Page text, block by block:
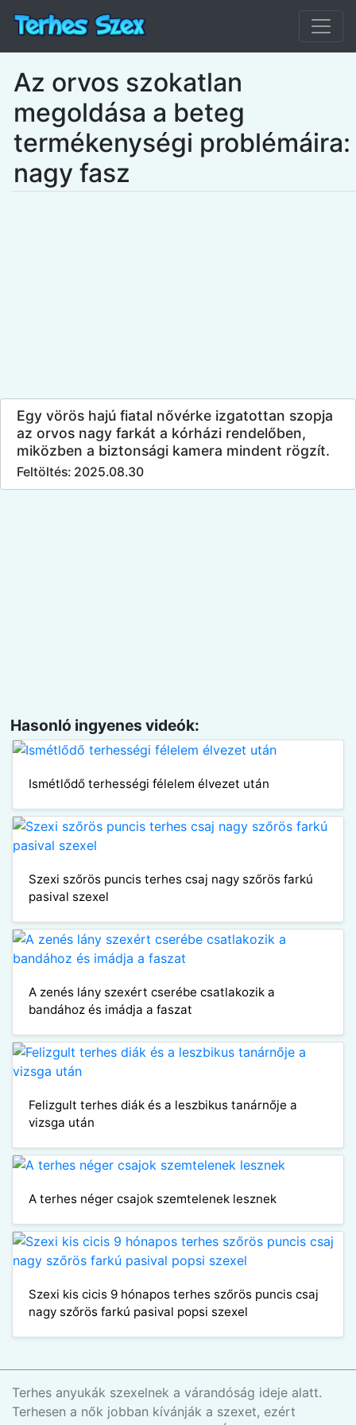
Az orvos szokatlan
megoldása a beteg
termékenységi problémáira:
nagy fasz
Egy vörös hajú fiatal nővérke izgatottan szopja
az orvos nagy farkát a kórházi rendelőben,
miközben a biztonsági kamera mindent rögzít.
Feltöltés: 2025.08.30
Hasonló ingyenes videók:
Ismétlődő terhességi félelem élvezet után
Szexi szőrös puncis terhes csaj nagy szőrös farkú
pasival szexel
A zenés lány szexért cserébe csatlakozik a
bandához és imádja a faszat
Felizgult terhes diák és a leszbikus tanárnője a
vizsga után
A terhes néger csajok szemtelenek lesznek
Szexi kis cicis 9 hónapos terhes szőrös puncis csaj
nagy szőrös farkú pasival popsi szexel
Terhes anyukák szexelnek a várandóság ideje alatt.
Terhesen a nők jobban kívánják a szexet, ezért